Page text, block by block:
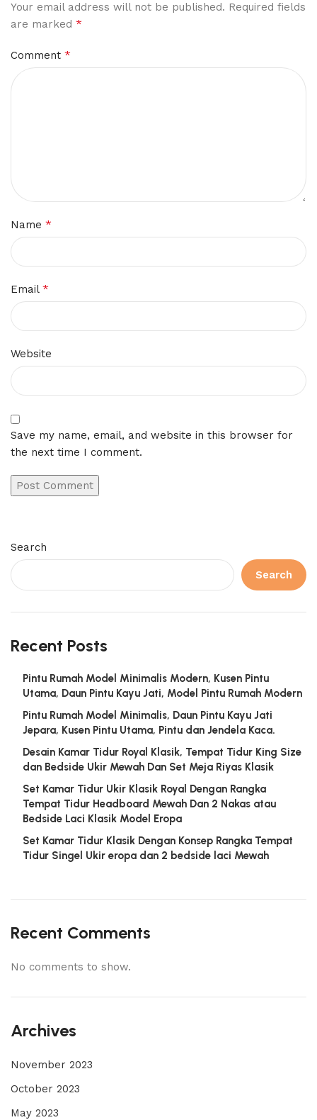
Your email address will not be published. Required fields
are marked *
Comment *
Name *
Email *
Website
Save my name, email, and website in this browser for
the next time I comment.
Search
Search
Recent Posts
Pintu Rumah Model Minimalis Modern, Kusen Pintu
Utama, Daun Pintu Kayu Jati, Model Pintu Rumah Modern
Pintu Rumah Model Minimalis, Daun Pintu Kayu Jati
Jepara, Kusen Pintu Utama, Pintu dan Jendela Kaca.
Desain Kamar Tidur Royal Klasik, Tempat Tidur King Size
dan Bedside Ukir Mewah Dan Set Meja Riyas Klasik
Set Kamar Tidur Ukir Klasik Royal Dengan Rangka
Tempat Tidur Headboard Mewah Dan 2 Nakas atau
Bedside Laci Klasik Model Eropa
Set Kamar Tidur Klasik Dengan Konsep Rangka Tempat
Tidur Singel Ukir eropa dan 2 bedside laci Mewah
Recent Comments
No comments to show.
Archives
November 2023
October 2023
May 2023